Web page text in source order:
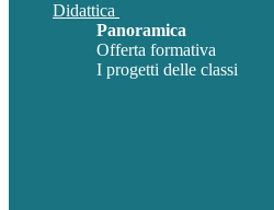
Didattica
Panoramica
Offerta formativa
I progetti delle classi